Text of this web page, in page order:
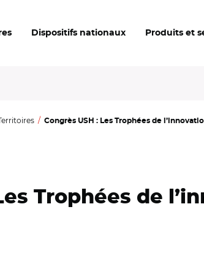
Dispositifs nationaux Produits et
Congrès USH : Les Trophées de
Trophées de